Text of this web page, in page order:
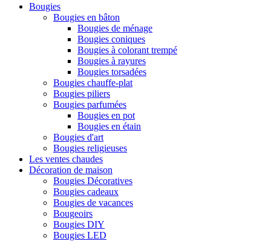
Bougies
Bougies en bâton
Bougies de ménage
Bougies coniques
Bougies à colorant trempé
Bougies à rayures
Bougies torsadées
Bougies chauffe-plat
Bougies piliers
Bougies parfumées
Bougies en pot
Bougies en étain
Bougies d'art
Bougies religieuses
Les ventes chaudes
Décoration de maison
Bougies Décoratives
Bougies cadeaux
Bougies de vacances
Bougeoirs
Bougies DIY
Bougies LED